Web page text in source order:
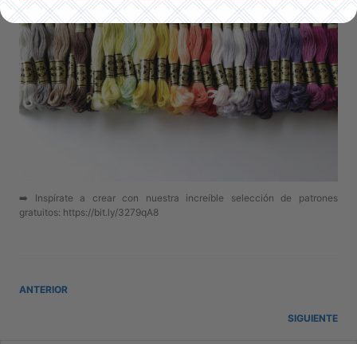
➡️ Inspírate a crear con nuestra increíble selección de patrones
gratuitos: https://bit.ly/3279qA8
ANTERIOR
SIGUIENTE